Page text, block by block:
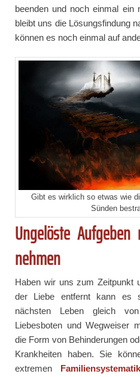
beenden und noch einmal ein
bleibt uns die Lösungsfindung
können es noch einmal auf
Gibt es wirklich so etwas wie
Sünden
Ungelöste
nehmen
Haben wir uns zum Zeitpunkt
der Liebe entfernt kann es
nächsten Leben gleich
Liebesboten und Wegweiser
die Form von Behinderungen
Krankheiten haben. Sie
extremen